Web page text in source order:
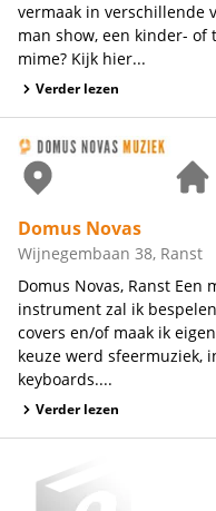
vermaak in verschillende
man show, een kinder-
mime? Kijk hier...
Verder lezen
Domus Novas
Wijnegembaan 38, Ranst
Domus Novas, Ranst Een
instrument zal ik
covers en/of maak ik
keuze werd sfeermuziek,
keyboards....
Verder lezen